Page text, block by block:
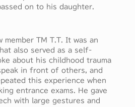
on to his daughter.
member TM T.T. It was an
also served as a self-
about his childhood trauma
in front of others, and
this experience when
entrance exams. He gave
with large gestures and